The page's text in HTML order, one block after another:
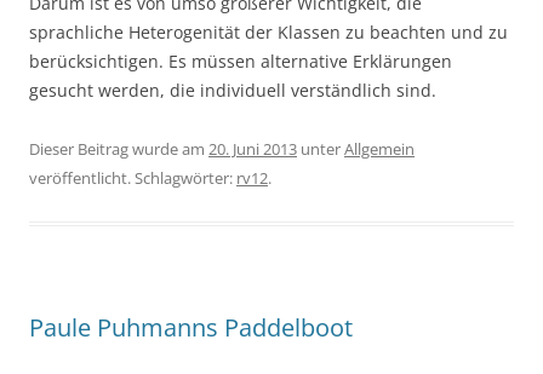
sprachliche Heterogenität der Klassen zu beachten und zu
berücksichtigen. Es müssen alternative Erklärungen
gesucht werden, die individuell verständlich sind.
Dieser Beitrag wurde am 20. Juni 2013 unterAllgemein
veröffentlicht. Schlagwörter: rv12.
Paule Puhmanns Paddelboot